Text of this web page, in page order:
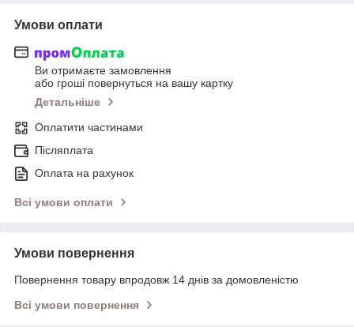
Умови оплати
Ви отримаєте замовлення
або гроші повернуться на вашу картку
Детальніше
Оплатити частинами
Післяплата
Оплата на рахунок
Всі умови оплати
Умови повернення
Повернення товару впродовж 14 днів за домовленістю
Всі умови повернення